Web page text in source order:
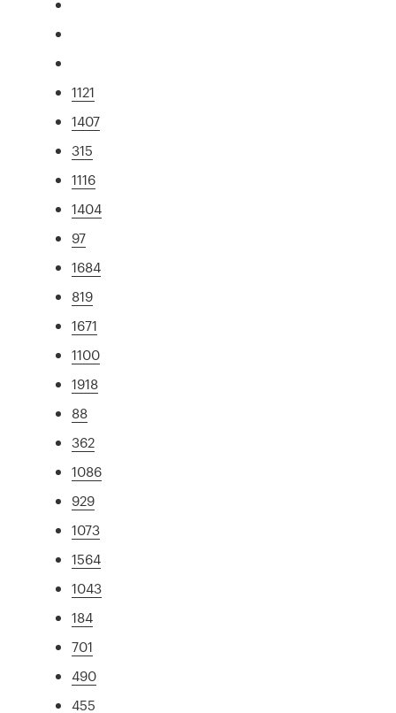
1121
1407
315
1116
1404
97
1684
819
1671
1100
1918
88
362
1086
929
1073
1564
1043
184
701
490
455